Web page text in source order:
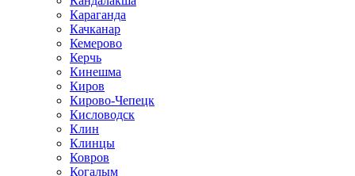
Караганда
Качканар
Кемерово
Керчь
Кинешма
Киров
Кирово-Чепецк
Кисловодск
Клин
Клинцы
Ковров
Когалым